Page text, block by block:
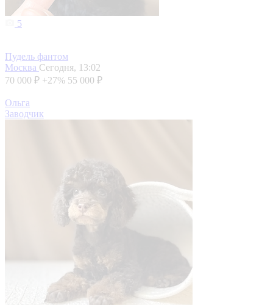
5
Пудель фантом
Москва Сегодня, 13:02
70 000 ₽ +27% 55 000 ₽
Ольга
Заводчик